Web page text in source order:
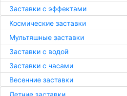
Заставки с эффектами
Космические заставки
Мультяшные заставки
Заставки с водой
Заставки с часами
Весенние заставки
Летние заставки